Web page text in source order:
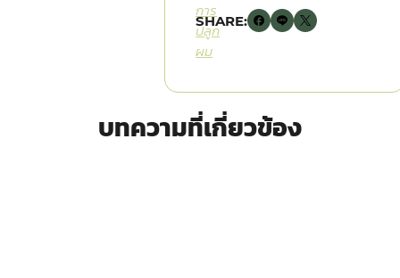
การ
ปลูก
ผม
SHARE:
บทความที่เกี่ยวข้อง